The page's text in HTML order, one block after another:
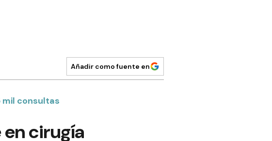
Añadir como fuente en
mil consultas
en cirugía